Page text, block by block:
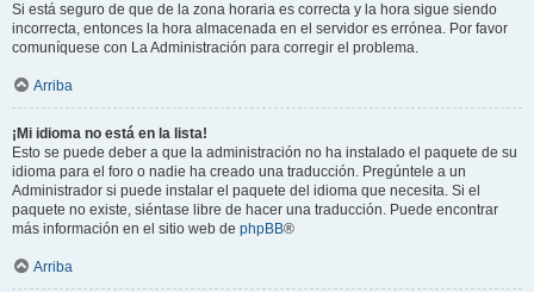
Si está seguro de que de la zona horaria es correcta y la hora sigue siendo
incorrecta, entonces la hora almacenada en el servidor es errónea. Por favor
comuníquese con La Administración para corregir el problema.
Arriba
¡Mi idioma no está en la lista!
Esto se puede deber a que la administración no ha instalado el paquete de su
idioma para el foro o nadie ha creado una traducción. Pregúntele a un
Administrador si puede instalar el paquete del idioma que necesita. Si el
paquete no existe, siéntase libre de hacer una traducción. Puede encontrar
más información en el sitio web de phpBB®
Arriba